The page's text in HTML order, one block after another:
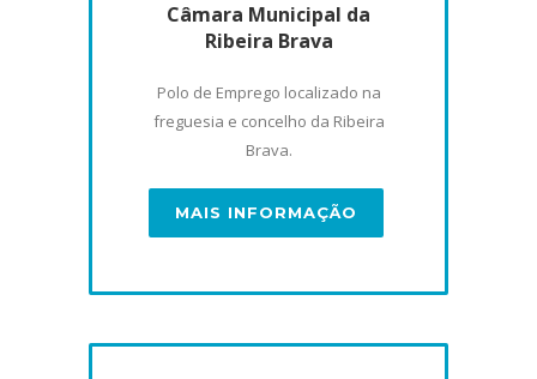
Câmara Municipal da
Ribeira Brava
Polo de Emprego localizado na
freguesia e concelho da Ribeira
Brava.
MAIS INFORMAÇÃO